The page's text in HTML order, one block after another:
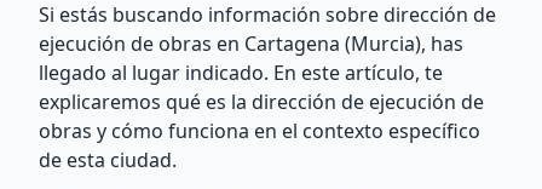
Si estás buscando información sobre dirección de
ejecución de obras en Cartagena (Murcia), has
llegado al lugar indicado. En este artículo, te
explicaremos qué es la dirección de ejecución de
obras y cómo funciona en el contexto específico
de esta ciudad.